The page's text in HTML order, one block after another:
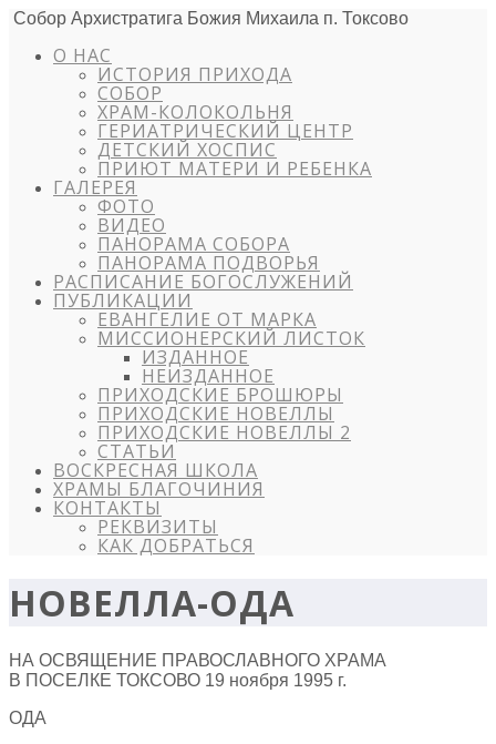
Собор Архистратига Божия Михаила п. Токсово
О НАС
ИСТОРИЯ ПРИХОДА
СОБОР
ХРАМ-КОЛОКОЛЬНЯ
ГЕРИАТРИЧЕСКИЙ ЦЕНТР
ДЕТСКИЙ ХОСПИС
ПРИЮТ МАТЕРИ И РЕБЕНКА
ГАЛЕРЕЯ
ФОТО
ВИДЕО
ПАНОРАМА СОБОРА
ПАНОРАМА ПОДВОРЬЯ
РАСПИСАНИЕ БОГОСЛУЖЕНИЙ
ПУБЛИКАЦИИ
ЕВАНГЕЛИЕ ОТ МАРКА
МИССИОНЕРСКИЙ ЛИСТОК
ИЗДАННОЕ
НЕИЗДАННОЕ
ПРИХОДСКИЕ БРОШЮРЫ
ПРИХОДСКИЕ НОВЕЛЛЫ
ПРИХОДСКИЕ НОВЕЛЛЫ 2
СТАТЬИ
ВОСКРЕСНАЯ ШКОЛА
ХРАМЫ БЛАГОЧИНИЯ
КОНТАКТЫ
РЕКВИЗИТЫ
КАК ДОБРАТЬСЯ
НОВЕЛЛА-ОДА
НА ОСВЯЩЕНИЕ ПРАВОСЛАВНОГО ХРАМА
В ПОСЕЛКЕ ТОКСОВО 19 ноября 1995 г.
ОДА